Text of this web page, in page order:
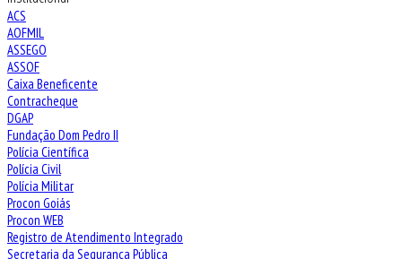
ACS
AOFMIL
ASSEGO
ASSOF
Caixa Beneficente
Contracheque
DGAP
Fundação Dom Pedro II
Polícia Científica
Polícia Civil
Polícia Militar
Procon Goiás
Procon WEB
Registro de Atendimento Integrado
Secretaria da Segurança Pública